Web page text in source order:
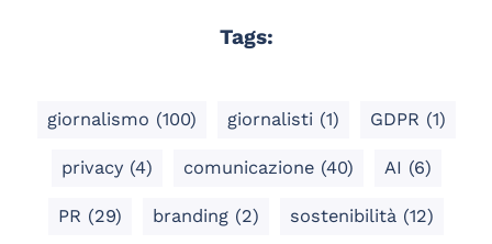
Tags:
giornalismo (100) giornalisti (1) GDPR (1)
privacy (4) comunicazione (40) AI (6)
PR (29) branding (2) sostenibilità (12)